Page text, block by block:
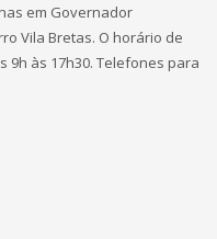
em Governador
Vila Bretas. O horário de
9h às 17h30. Telefones para